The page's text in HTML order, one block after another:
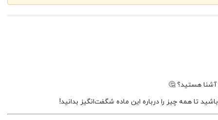
آشنا هستید؟ 🤔
باشید تا همه چیز را درباره این ماده شگفت‌انگیز بدانید!